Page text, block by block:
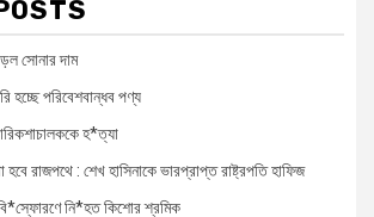
সোনার দাম
হচ্ছে পরিবেশবান্ধব পণ্য
হ*ত্যা
রাজপথে : শেখ হাসিনাকে ভারপ্রাপ্ত রাষ্ট্রপতি হাফিজ
নি*হত কিশোর শ্রমিক